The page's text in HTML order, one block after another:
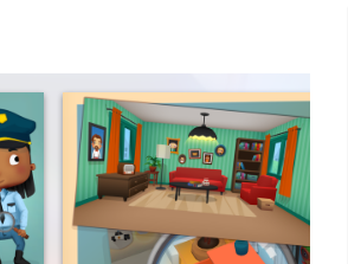
their stolen things. Investigate crime
who’s guilty. Find and return the
behind bars.
become the most legendary crime